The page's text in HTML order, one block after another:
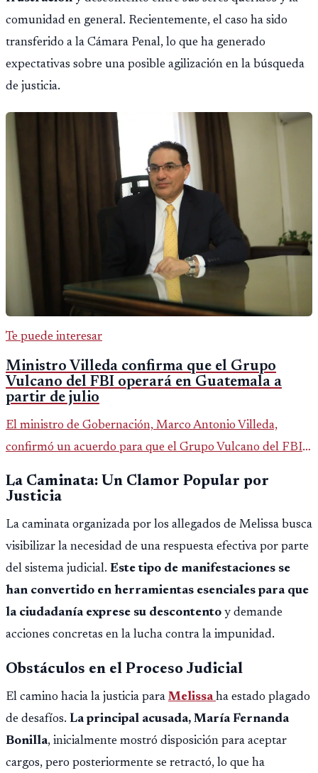
comunidad en general. Recientemente, el caso ha sido
transferido a la Cámara Penal, lo que ha generado
expectativas sobre una posible agilización en la búsqueda
de justicia.
Te puede interesar
Ministro Villeda confirma que el Grupo
Vulcano del FBI operará en Guatemala a
partir de julio
El ministro de Gobernación, Marco Antonio Villeda,
confirmó un acuerdo para que el Grupo Vulcano del FBI
fallido con la administración anterior del Ministerio
La Caminata: Un Clamor Popular por
Justicia
La caminata organizada por los allegados de Melissa busca
visibilizar la necesidad de una respuesta efectiva por parte
del sistema judicial. Este tipo de manifestaciones se
han convertido en herramientas esenciales para que
la ciudadanía exprese su descontento y demande
acciones concretas en la lucha contra la impunidad.
Obstáculos en el Proceso Judicial
El camino hacia la justicia para Melissaha estado plagado
de desafíos. La principal acusada, María Fernanda
Bonilla, inicialmente mostró disposición para aceptar
cargos, pero posteriormente se retractó, lo que ha